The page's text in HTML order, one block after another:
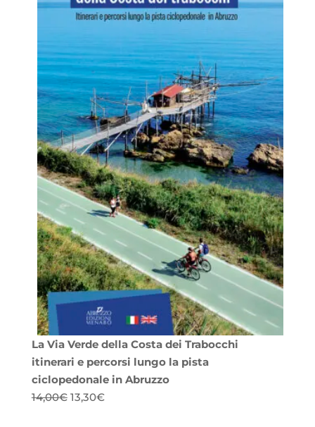
La Via Verde della Costa dei Trabocchi
itinerari e percorsi lungo la pista
ciclopedonale in Abruzzo
14,00€ Il
13,30€Il